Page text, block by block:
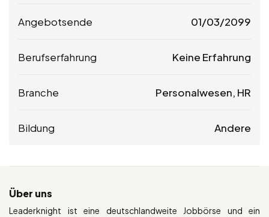
Angebotsende 01/03/2099
Berufserfahrung Keine Erfahrung
Branche Personalwesen, HR
Bildung Andere
Über uns
Leaderknight ist eine deutschlandweite Jobbörse und ein